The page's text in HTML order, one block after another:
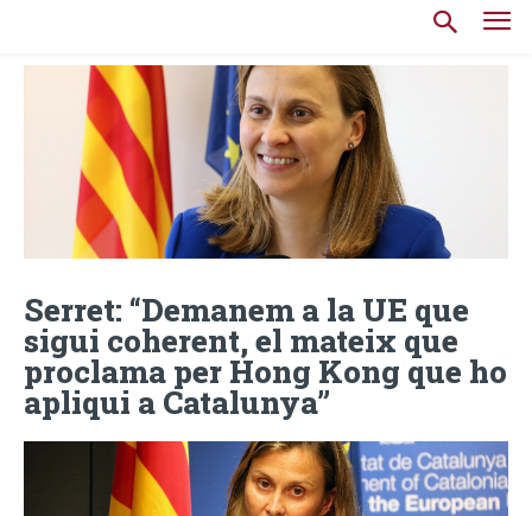
Serret: “Demanem a la UE que
sigui coherent, el mateix que
proclama per Hong Kong que ho
apliqui a Catalunya”